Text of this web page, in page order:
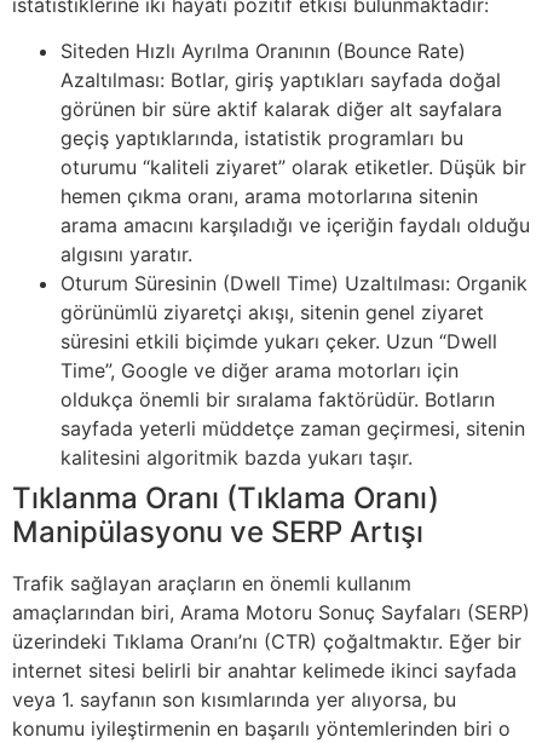
Siteden Hızlı Ayrılma Oranının (Bounce Rate)
Azaltılması: Botlar, giriş yaptıkları sayfada doğal
görünen bir süre aktif kalarak diğer alt sayfalara
geçiş yaptıklarında, istatistik programları bu
oturumu “kaliteli ziyaret” olarak etiketler. Düşük bir
hemen çıkma oranı, arama motorlarına sitenin
arama amacını karşıladığı ve içeriğin faydalı olduğu
algısını yaratır.
Oturum Süresinin (Dwell Time) Uzaltılması: Organik
görünümlü ziyaretçi akışı, sitenin genel ziyaret
süresini etkili biçimde yukarı çeker. Uzun “Dwell
Time”, Google ve diğer arama motorları için
oldukça önemli bir sıralama faktörüdür. Botların
sayfada yeterli müddetçe zaman geçirmesi, sitenin
kalitesini algoritmik bazda yukarı taşır.
Tıklanma Oranı (Tıklama Oranı)
Manipülasyonu ve SERP Artışı
Trafik sağlayan araçların en önemli kullanım
amaçlarından biri, Arama Motoru Sonuç Sayfaları (SERP)
üzerindeki Tıklama Oranı’nı (CTR) çoğaltmaktır. Eğer bir
internet sitesi belirli bir anahtar kelimede ikinci sayfada
veya 1. sayfanın son kısımlarında yer alıyorsa, bu
konumu iyileştirmenin en başarılı yöntemlerinden biri o